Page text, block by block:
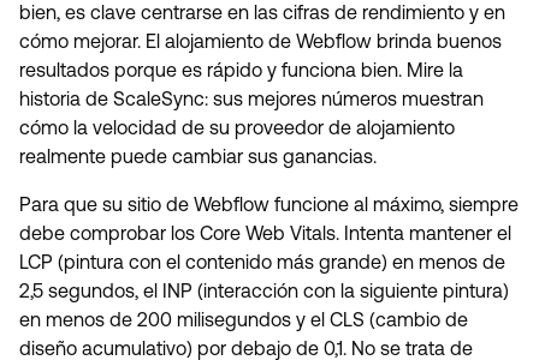
bien, es clave centrarse en las cifras de rendimiento y en
cómo mejorar. El alojamiento de Webflow brinda buenos
resultados porque es rápido y funciona bien. Mire la
historia de ScaleSync: sus mejores números muestran
cómo la velocidad de su proveedor de alojamiento
realmente puede cambiar sus ganancias.
Para que su sitio de Webflow funcione al máximo, siempre
debe comprobar los Core Web Vitals. Intenta mantener el
LCP (pintura con el contenido más grande) en menos de
2,5 segundos, el INP (interacción con la siguiente pintura)
en menos de 200 milisegundos y el CLS (cambio de
diseño acumulativo) por debajo de 0,1. No se trata de